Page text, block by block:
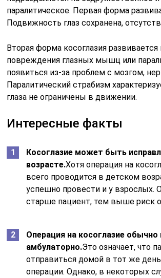
паралитическое. Первая форма
Подвижность глаз сохранена,
Вторая форма косоглазия развивается
повреждения глазных мышц или
появиться из-за проблем с мозгом,
Паралитический страбизм
глаза не ограничены в движении.
Интересные факты
Косоглазие может быть
возрасте.Хотя операция на
всего проводится в детском
успешно провести и у взрослых.
старше пациент, тем выше риск
Операция на косоглазие обычно
амбулаторно.Это означает, что
отправиться домой в тот же
операции. Однако, в некоторых